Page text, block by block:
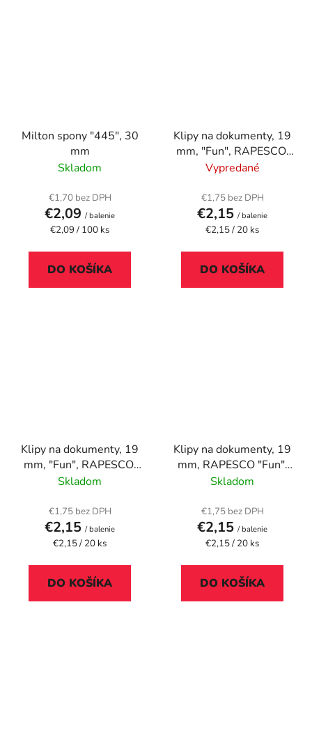
Milton spony "445", 30
mm
Skladom
€1,70 bez DPH
€2,09 / balenie
Jednotková
€2,09 / 100 ks
DO KOŠÍKA
Klipy na dokumenty, 19
mm, "Fun", RAPESCO,
svetlomodré
Vypredané
€1,75 bez DPH
€2,15 / balenie
Jednotková
€2,15 / 20 ks
DO KOŠÍKA
Klipy na dokumenty, 19
mm, "Fun", RAPESCO,
svetloružové
Skladom
€1,75 bez DPH
€2,15 / balenie
Jednotková
€2,15 / 20 ks
DO KOŠÍKA
Klipy na dokumenty, 19
mm, RAPESCO "Fun",
žltá
Skladom
€1,75 bez DPH
€2,15 / balenie
Jednotková
€2,15 / 20 ks
DO KOŠÍKA